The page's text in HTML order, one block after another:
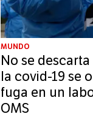
MUNDO
No se
la covid-19 se
fuga en un
OMS